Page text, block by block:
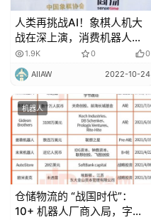
人类再挑战AI！象棋人机大
战在深上演，消费机器人成
新风口
1.9K 0 0
AIIAW 2022-10-24
机器人
仓储物流的 “战国时代”：
10+ 机器人厂商入局，字节